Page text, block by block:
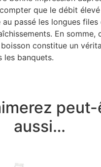
que le débit
passé les longues files
En somme,
constitue un
les banquets.
aussi…